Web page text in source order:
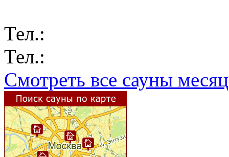
Тел.:
Тел.:
Смотреть все сауны